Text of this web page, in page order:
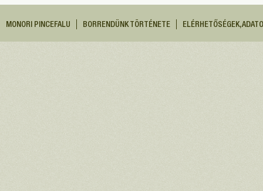
MONORI PINCEFALU BORRENDÜNK TÖRTÉNETE ELÉRHETŐSÉGEK,